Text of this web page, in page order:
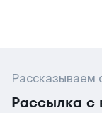
Рассказываем
Рассылка с